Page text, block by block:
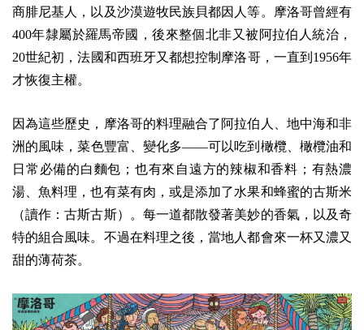
商腓尼基人，以及沙漠遊牧民族貝都因人等。摩洛哥曾經有
400年隸屬於羅馬帝國，後來整個北非又被阿拉伯人統治，
20世紀初，法國和西班牙又都想控制摩洛哥，一直到1956年
才恢復主權。
因為這些歷史，摩洛哥的料理融合了阿拉伯人、地中海和非
洲的風味，菜色豐富、變化多——可以吃到橄欖、橄欖油和
日常必備的白麵包；也有來自遠方的辣椒和香料；有熱濃
湯、魚料理，也有菜有肉，或是添加了水果和蜂蜜的古斯米
（讀作：古斯古斯）。每一道都散發著美妙的香氣，以及奇
特的組合風味。不過在料理之後，當地人都會來一杯又濃又
甜的薄荷茶。